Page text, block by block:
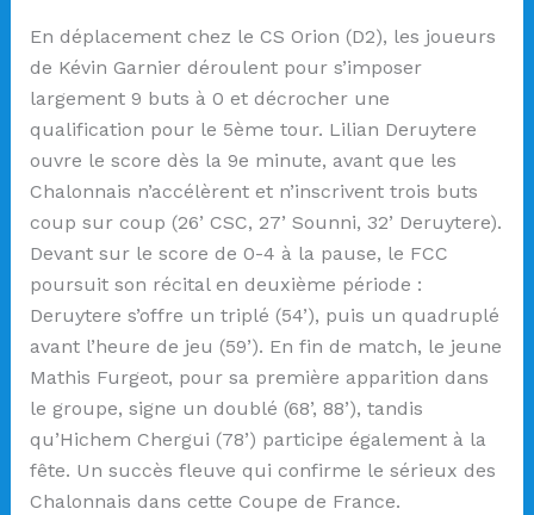
En déplacement chez le CS Orion (D2), les joueurs
de Kévin Garnier déroulent pour s’imposer
largement 9 buts à 0 et décrocher une
qualification pour le 5ème tour. Lilian Deruytere
ouvre le score dès la 9e minute, avant que les
Chalonnais n’accélèrent et n’inscrivent trois buts
coup sur coup (26’ CSC, 27’ Sounni, 32’ Deruytere).
Devant sur le score de 0-4 à la pause, le FCC
poursuit son récital en deuxième période :
Deruytere s’offre un triplé (54’), puis un quadruplé
avant l’heure de jeu (59’). En fin de match, le jeune
Mathis Furgeot, pour sa première apparition dans
le groupe, signe un doublé (68’, 88’), tandis
qu’Hichem Chergui (78’) participe également à la
fête. Un succès fleuve qui confirme le sérieux des
Chalonnais dans cette Coupe de France.